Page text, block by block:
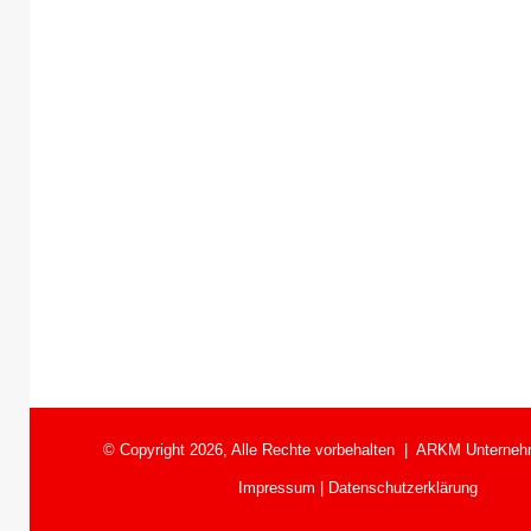
© Copyright 2026, Alle Rechte vorbehalten | ARKM
Impressum | Datenschutzerklärung